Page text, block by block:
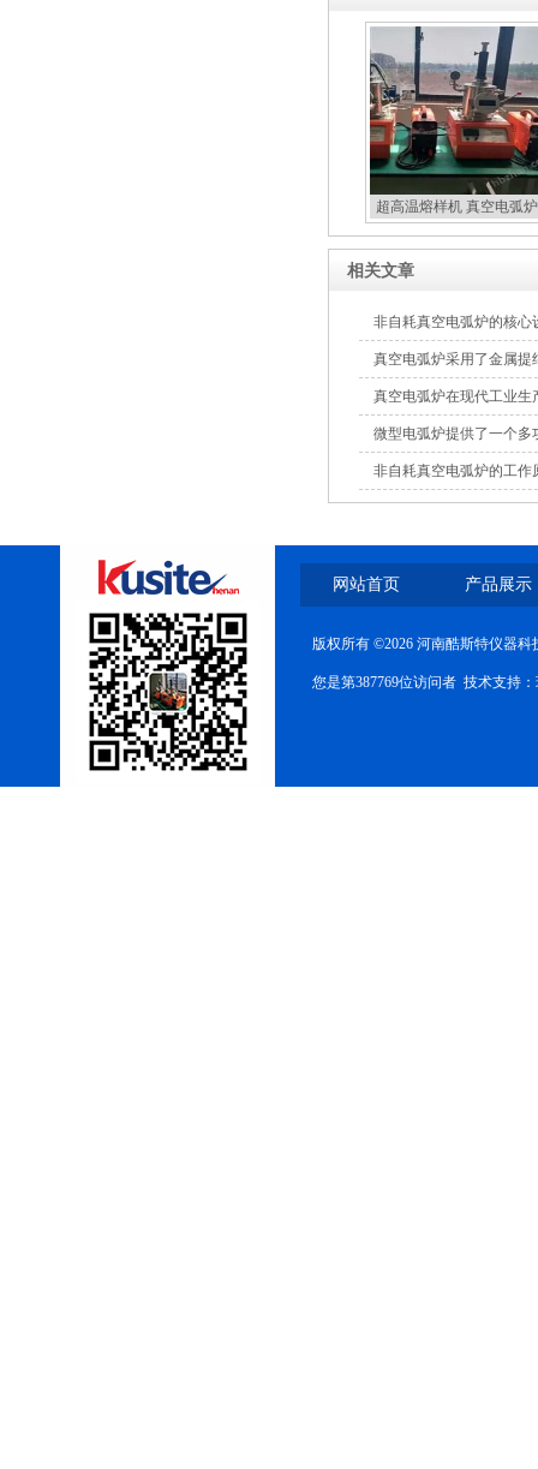
超高温熔样机 真空电弧
相关文章
非自耗真空电弧炉的核
真空电弧炉采用了金属提
真空电弧炉在现代工业
微型电弧炉提供了一个多
非自耗真空电弧炉的工
网站首页 产品展示
版权所有 ©2026 河南酷斯特仪器
您是第387769位访问者 技术支持：